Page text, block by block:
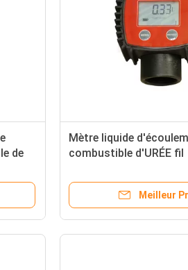
de
Mètre liquide
combustible d'URÉE fil
masculin/femelle avec
de mesure en
Meilleur